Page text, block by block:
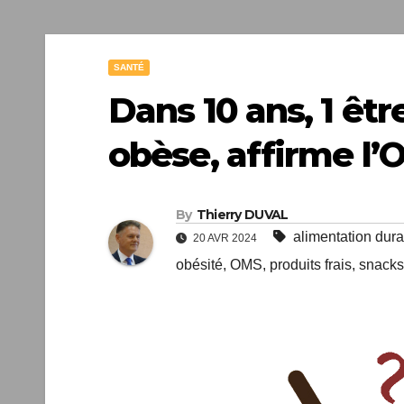
SANTÉ
Dans 10 ans, 1
obèse, affirme
By Thierry DUVAL
20 AVR 2024 alimentation
obésité OMS produits frais snacks